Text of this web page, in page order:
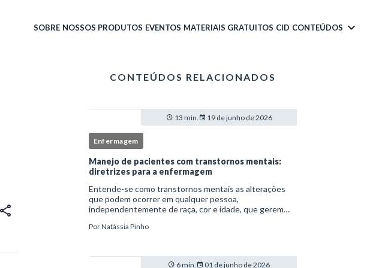
SOBRE NOSSOS PRODUTOS EVENTOS MATERIAIS GRATUITOS CID CONTEÚDOS
CONTEÚDOS RELACIONADOS
13 min. 19 de junho de 2026
Enfermagem
Manejo de pacientes com transtornos mentais:
diretrizes para a enfermagem
Entende-se como transtornos mentais as alterações
que podem ocorrer em qualquer pessoa,
independentemente de raça, cor e idade, que gerem
do indivíduo.Por isso, os transtornos psiquiátricos rep
PorNatássia Pinho
6 min. 01 de junho de 2026